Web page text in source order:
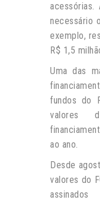
necessário
exemplo,
R$ 1,5
Uma das
fundos do
valores
ao ano.
Desde
valores do